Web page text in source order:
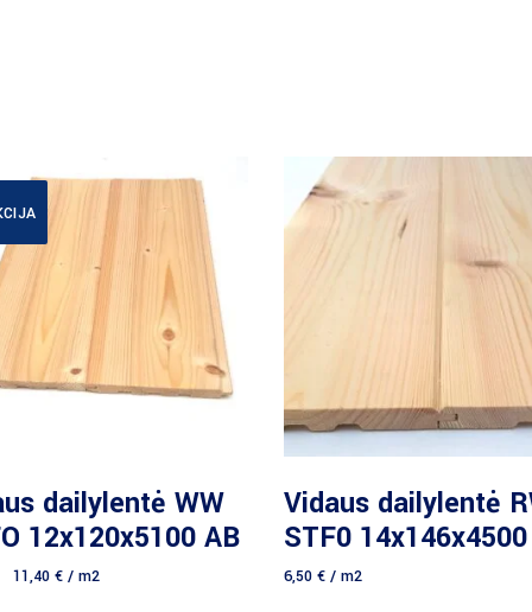
Daugiau
dailylentė WW
12x120x5100 AB
11,40 €/ m2
Daugiau
Vidaus dailylentė
STF0
6,50 € / m2